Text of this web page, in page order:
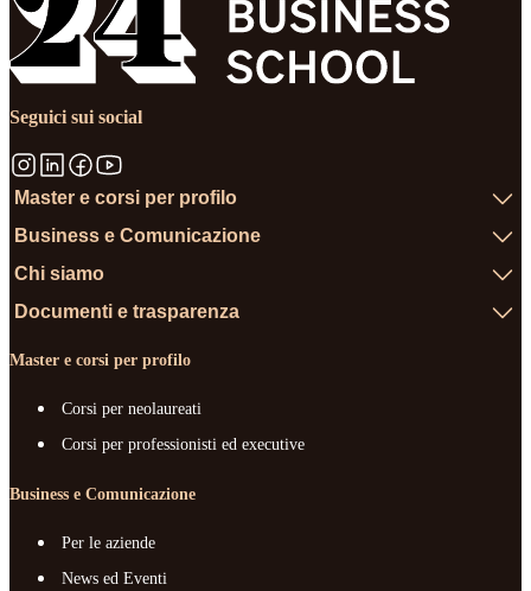
Seguici sui social
Master e corsi per profilo
Business e Comunicazione
Chi siamo
Documenti e trasparenza
Master e corsi per profilo
Corsi per neolaureati
Corsi per professionisti ed executive
Business e Comunicazione
Per le aziende
News ed Eventi